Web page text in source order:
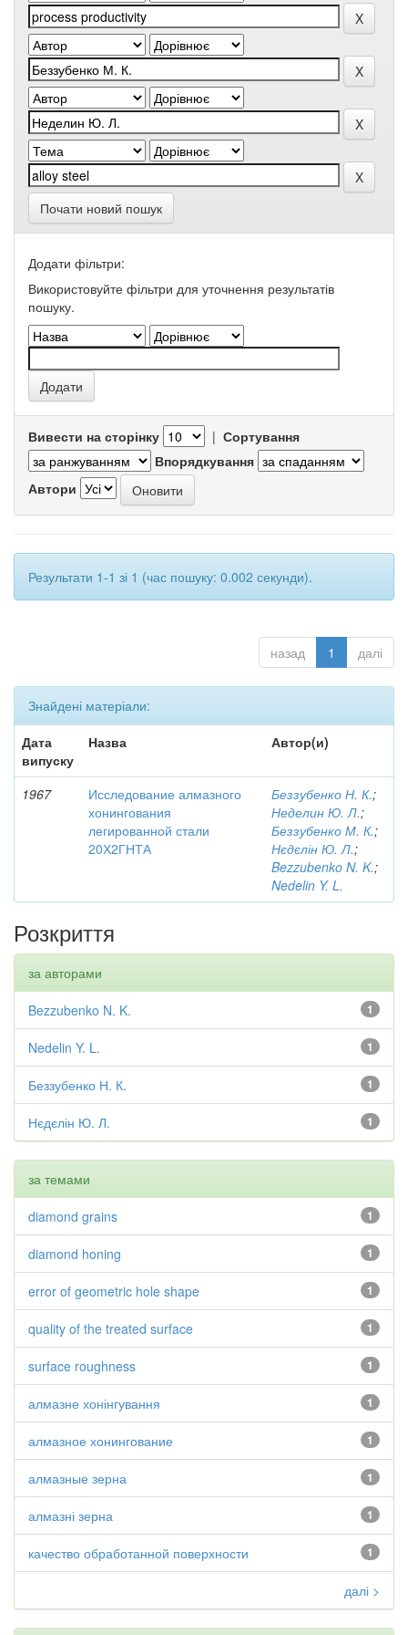
Почати новий пошук
Додати фільтри:
Використовуйте фільтри для уточнення результатів
пошуку.
Вивести на сторінку | Сортування
Впорядкування
Автори
Результати 1-1 зі 1 (час пошуку: 0.002 секунди).
назад 1 далі
Знайдені матеріали:
Дата
випуску
Назва Автор(и)
1967
Исследование алмазного
хонингования
легированной стали
20Х2ГНТА
Беззубенко Н. К.;
Неделин Ю. Л.;
Беззубенко М. К.;
Нєдєлін Ю. Л.;
Bezzubenko N. K.;
Nedelin Y. L.
Розкриття
за авторами
1
Bezzubenko N. K.
1
Nedelin Y. L.
1
Беззубенко Н. К.
1
Нєдєлін Ю. Л.
за темами
1
diamond grains
1
diamond honing
1
error of geometric hole shape
1
quality of the treated surface
1
surface roughness
1
алмазне хонінгування
1
алмазное хонингование
1
алмазные зерна
1
алмазні зерна
1
качество обработанной поверхности
далі >